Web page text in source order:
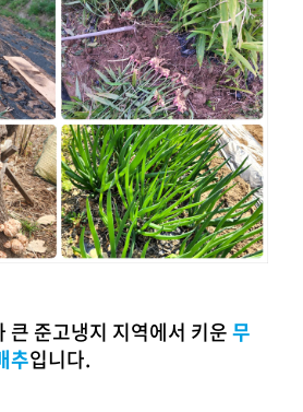
큰 준고냉지 지역에서 키운무
추입니다.